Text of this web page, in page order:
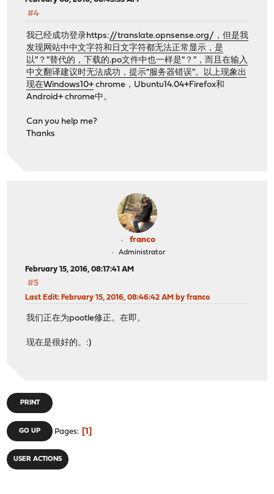
#4
我已经成功登录https://translate.opnsense.org/，但是我
发现网站中中文字符和日文字符都无法正常显示，是
以"？"替代的，下载的.po文件中也一样是"？"，而且在输入
中文翻译建议时无法成功，提示"服务器错误"。以上现象出
现在Windows10+ chrome，Ubuntu14.04+Firefox和
Android+ chrome中。
Can you help me?
Thanks
franco
Administrator
February 15, 2016, 08:17:41 AM
#5
Last Edit: February 15, 2016, 08:46:42 AM by franco
我们正在为pootle修正。在即。
现在是很好的。:)
PRINT
GO UP Pages 1
USER ACTIONS